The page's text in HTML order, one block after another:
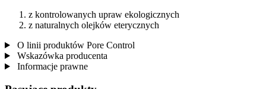
z kontrolowanych upraw ekologicznych
z naturalnych olejków eterycznych
O linii produktów Pore Control
Wskazówka producenta
Informacje prawne